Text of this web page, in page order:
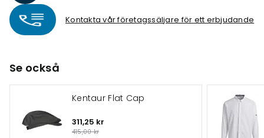
Kontakta vår företagssäljare för ett erbjudande
Se också
Kentaur Flat Cap
311,25 kr
415,00 kr